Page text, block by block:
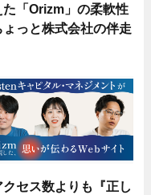
た「Orizm」の柔軟性
ょっと株式会社の伴走
クセス数よりも『正し